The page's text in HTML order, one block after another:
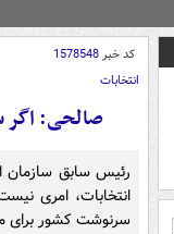
کد خبر1578548
انتخابات
صالحی: اگر
رئیس سابق
انتخابات، امری
سرنوشت کشور برای